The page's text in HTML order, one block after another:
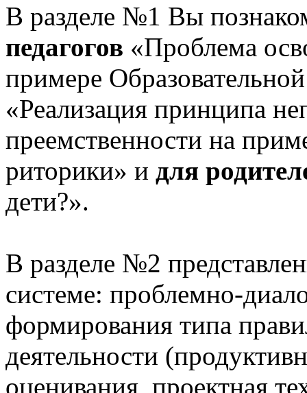
В разделе №1 Вы
педагогов «Проблема
примере
«Реализация принципа
преемственности на
риторики» и для
дети?».
В разделе №2
системе: проблемно-
формирования типа
деятельности
оценивания, проектная